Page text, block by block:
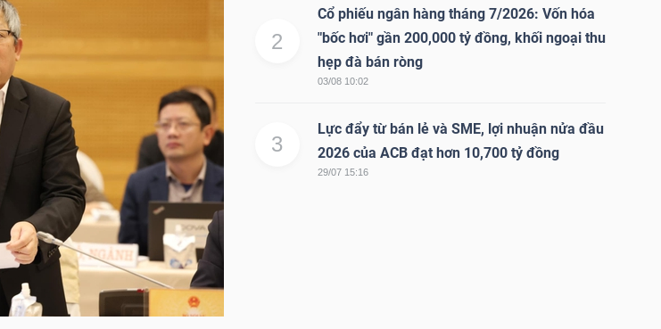
2
Cổ phiếu ngân hàng tháng 7/2026: Vốn hóa
"bốc hơi" gần 200,000 tỷ đồng, khối ngoại thu
hẹp đà bán ròng
03/08 10:02
3
Lực đẩy từ bán lẻ và SME, lợi nhuận nửa đầu
2026 của ACB đạt hơn 10,700 tỷ đồng
29/07 15:16